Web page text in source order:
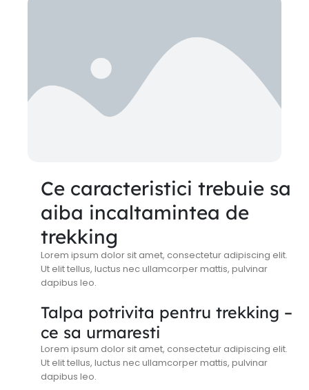
Ce caracteristici trebuie sa
aiba incaltamintea de
trekking
Lorem ipsum dolor sit amet, consectetur adipiscing elit.
Ut elit tellus, luctus nec ullamcorper mattis, pulvinar
dapibus leo.
Talpa potrivita pentru trekking –
ce sa urmaresti
Lorem ipsum dolor sit amet, consectetur adipiscing elit.
Ut elit tellus, luctus nec ullamcorper mattis, pulvinar
dapibus leo.